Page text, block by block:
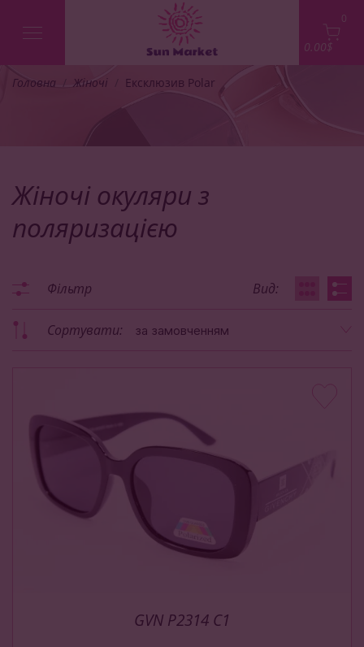
0
0.00$
Головна Жіночі Ексклюзив Polar
Жіночі окуляри з
поляризацією
Фільтр Вид:
Сортувати: за замовченням
GVN P2314 C1